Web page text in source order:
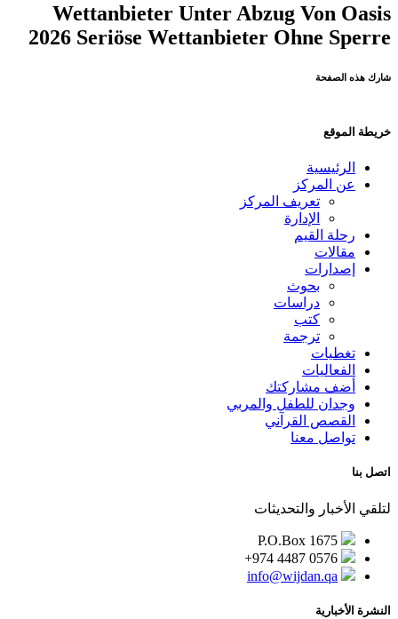
Wettanbieter Unter Abzug Von Oasis
2026 Seriöse Wettanbieter Ohne Sperre
شارك هذه الصفحة
خريطة الموقع
الرئيسية
عن المركز
تعريف المركز
الإدارة
رحلة القيم
مقالات
إصدارات
بحوث
دراسات
كتب
ترجمة
تغطيات
الفعاليات
أضف مشاركتك
وجدان للطفل والمربي
القصص القرآني
تواصل معنا
اتصل بنا
لتلقي الأخبار والتحديثات
P.O.Box 1675
+974 4487 0576
info@wijdan.qa
النشرة الأخبارية